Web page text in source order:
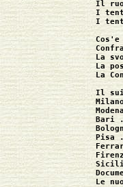
Il
I
I
La
La
La
Il
Le